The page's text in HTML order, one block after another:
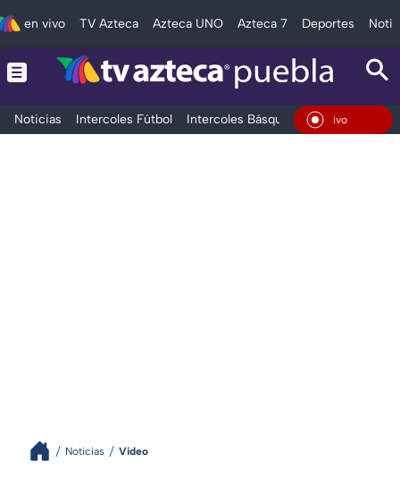
en vivo TV Azteca Azteca UNO Azteca 7 Deportes
Noticias Intercoles Fútbol Intercoles Básquetbol Deportes
En Vivo
Noticias Video